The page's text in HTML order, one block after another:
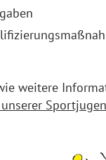
weitere